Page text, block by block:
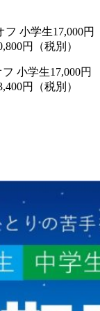
小学生17,000円
円（税別）
小学生17,000円
円（税別）